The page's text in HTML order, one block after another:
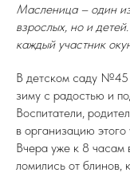
Масленица – один
взрослых, но и
каждый участник
В детском саду №45
зиму с радостью и
Воспитатели,
в организацию
Вчера уже к 8 часам
ломились от блинов,